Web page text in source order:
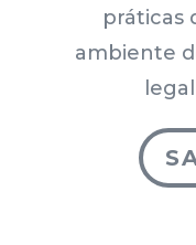
práticas
ambiente